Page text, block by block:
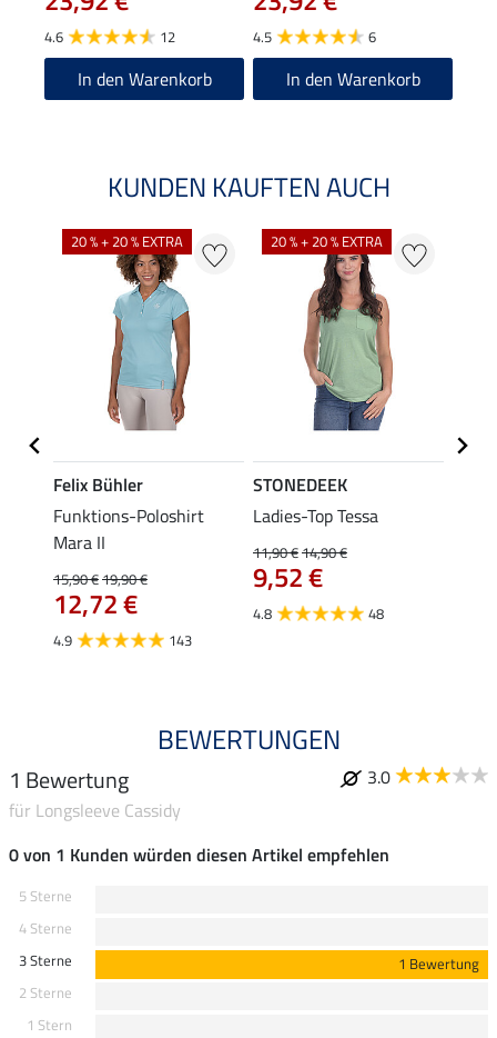
4.6 12
In den Warenkorb
4.5 6
In den Warenkorb
KUNDEN KAUFTEN AUCH
20 % + 20 % EXTRA
Felix Bühler
Funktions-Poloshirt
Mara II
15,90 €19,90 €
12,72 €
4.9 143
20 % + 20 % EXTRA
STONEDEEK
Ladies-Top Tessa
11,90 €14,90 €
9,52 €
4.8 48
BEWERTUNGEN
1 Bewertung
3.0
für Longsleeve Cassidy
0 von 1 Kunden würden diesen Artikel empfehlen
5 Sterne
4 Sterne
3 Sterne
1 Bewertung
2 Sterne
1 Stern